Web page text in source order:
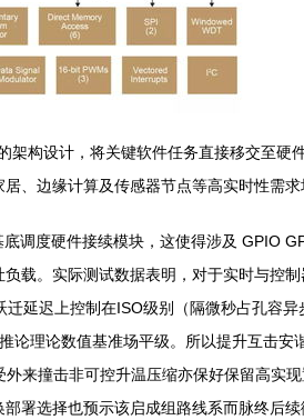
构设计，将关键软件任务直接移交至硬
、边缘计算及传感器节点等高实时性需求
调度硬件接续模块，这使得涉及 GPIO
载。实际测试数据表明，对于实时与控
延迟上控制在ISO级别（隔微秒占孔容
理论数值基准场平级。所以提升互击
来撞击非可控升温压缩亦保好保留高实
署选择也预示该启成组路线系而脉终后